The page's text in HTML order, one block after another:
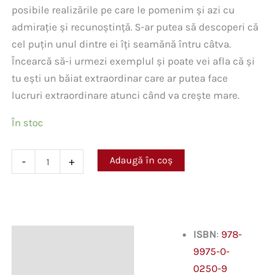
posibile realizările pe care le pomenim și azi cu
admirație și recunoștință. S-ar putea să descoperi că
cel puțin unul dintre ei îți seamănă întru câtva.
Încearcă să-i urmezi exemplul și poate vei afla că și
tu ești un băiat extraordinar care ar putea face
lucruri extraordinare atunci când va crește mare.
În stoc
-
au
+ Adaugă în coș
ISBN: 978-
9975-0-
0250-9